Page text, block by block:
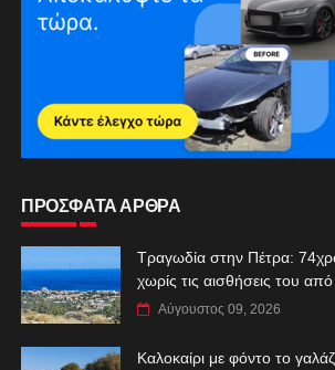
ΠΡΟΣΦΑΤΑ ΑΡΘΡΑ
Τραγωδία στην Πέτρα:
χωρίς τις αισθήσεις του
Αύγουστος 09, 2026
Καλοκαίρι με φόντο το